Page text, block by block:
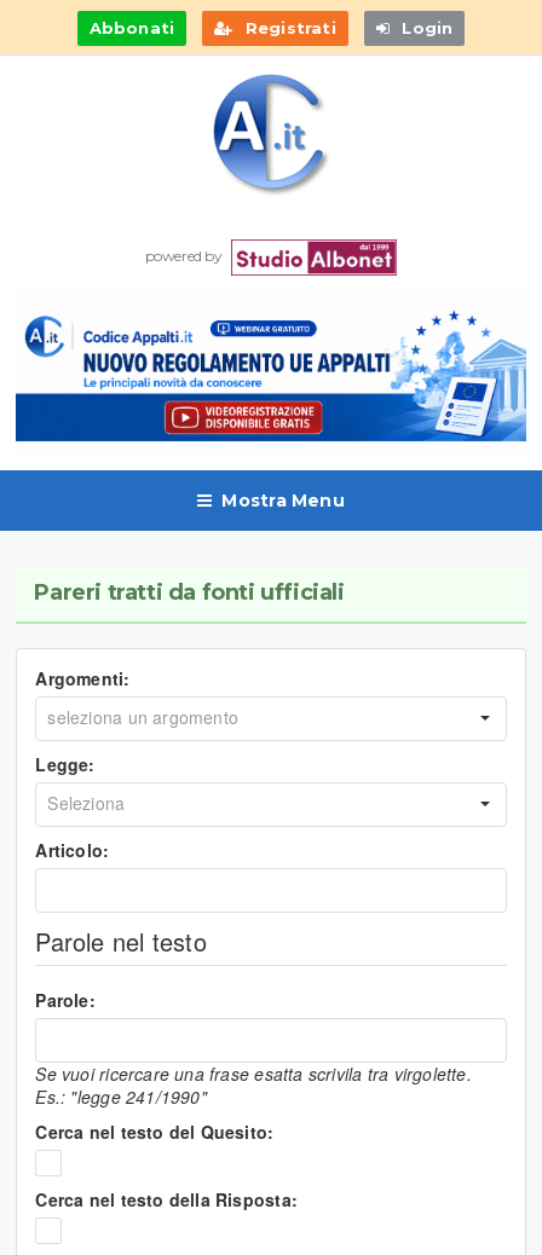
Abbonati Registrati Login
powered by
Mostra Menu
Pareri tratti da fonti ufficiali
Argomenti:
Legge:
Articolo:
Parole nel testo
Parole:
Se vuoi ricercare una frase esatta scrivila tra virgolette.
Es.: "legge 241/1990"
Cerca nel testo del Quesito:
Cerca nel testo della Risposta: